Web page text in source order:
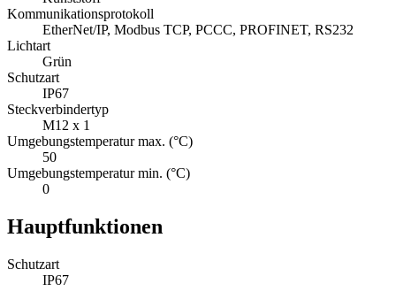
Kommunikationsprotokoll
EtherNet/IP, Modbus TCP, PCCC, PROFINET, RS232
Lichtart
Grün
Schutzart
IP67
Steckverbindertyp
M12 x 1
Umgebungstemperatur max. (°C)
50
Umgebungstemperatur min. (°C)
0
Hauptfunktionen
Schutzart
IP67